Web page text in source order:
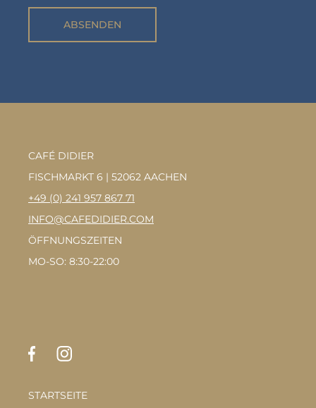
ABSENDEN
CAFÉ DIDIER
FISCHMARKT 6 | 52062 AACHEN
+49 (0) 241 957 867 71
INFO@CAFEDIDIER.COM
ÖFFNUNGSZEITEN
MO-SO: 8:30-22:00
STARTSEITE